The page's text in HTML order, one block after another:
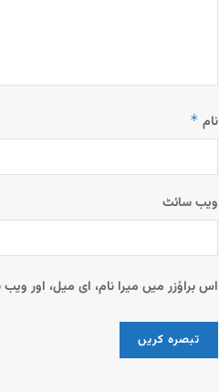
نام *
ویب‌ سائٹ
اس براؤزر میں میرا نام، ای میل، اور